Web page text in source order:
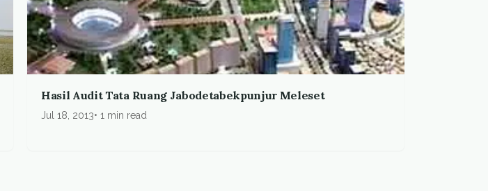
Hasil Audit Tata Ruang Jabodetabekpunjur Meleset
Jul 18, 2013 1 min read